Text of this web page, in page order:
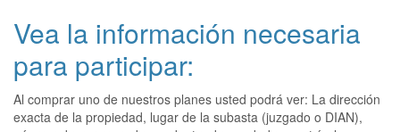
Vea la información necesaria
para participar:
Al comprar uno de nuestros planes usted podrá ver: La dirección
exacta de la propiedad, lugar de la subasta (juzgado o DIAN),